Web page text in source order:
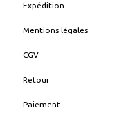
Expédition
Mentions légales
CGV
Retour
Paiement